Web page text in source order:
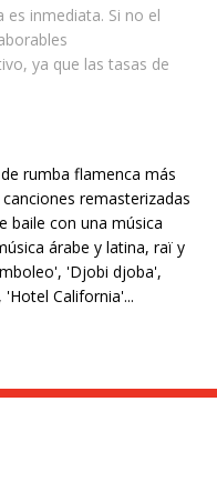
es inmediata. Si no el
ya que las tasas de
rumba flamenca más
remasterizadas
baile con una música
árabe y latina, raï y
'Djobi djoba',
California'...